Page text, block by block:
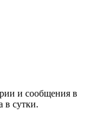
и сообщения в
в сутки.